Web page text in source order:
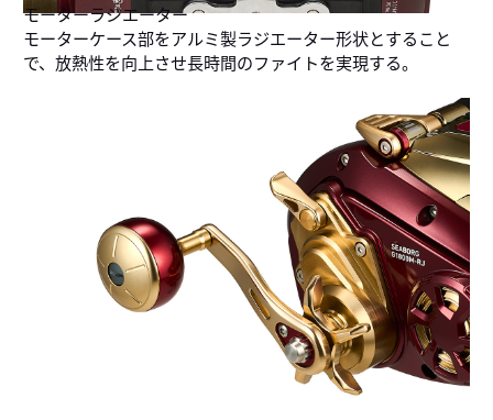
モーターラジエーター
モーターケース部をアルミ製ラジエーター形状とすること
で、放熱性を向上させ長時間のファイトを実現する。